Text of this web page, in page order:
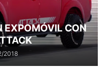
EXPOMÓVIL CON
2018